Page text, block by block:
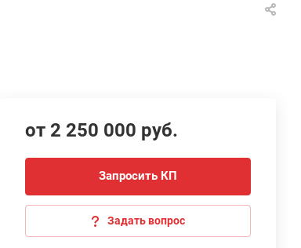
от 2 250 000 руб.
Запросить КП
Задать вопрос